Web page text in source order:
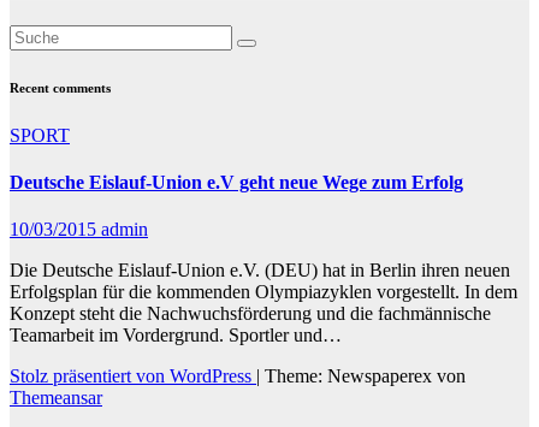
Recent comments
SPORT
Deutsche Eislauf-Union e.V geht neue Wege zum Erfolg
10/03/2015 admin
Die Deutsche Eislauf-Union e.V. (DEU) hat in Berlin ihren neuen
Erfolgsplan für die kommenden Olympiazyklen vorgestellt. In dem
Konzept steht die Nachwuchsförderung und die fachmännische
Teamarbeit im Vordergrund. Sportler und…
Stolz präsentiert von WordPress | Theme: Newspaperex von
Themeansar